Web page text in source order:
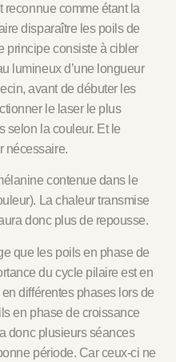
reconnue comme étant la
disparaître les poils de
principe consiste à cibler
lumineux d’une longueur
avant de débuter les
le laser le plus
selon la couleur. Et le
nécessaire.
contenue dans le
La chaleur transmise
donc plus de repousse.
que les poils en phase de
du cycle pilaire est en
différentes phases lors de
en phase de croissance
donc plusieurs séances
période. Car ceux-ci ne